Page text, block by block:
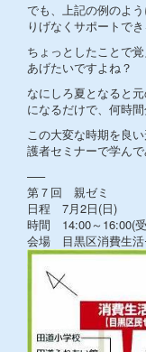
でも、上記の例のよ
りげなくサポートで
ちょっとしたことで
あげたいですよね？
なにしろ夏となると
になるだけで、何時
この大変な時期を良
護者セミナーで学ん
—–
第７回 親ゼミ
日程 7月2日(日)
時間 14:00～16:00(
会場 目黒区消費生活